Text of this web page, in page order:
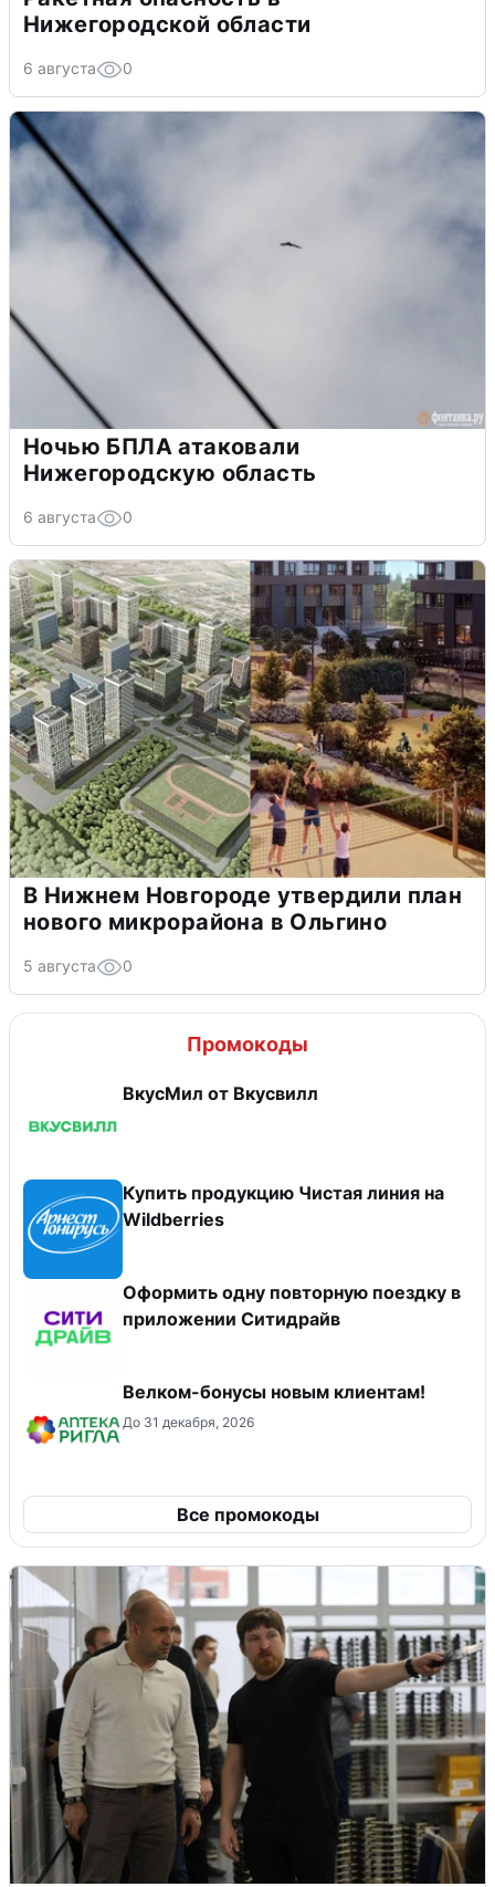
Нижегородской области
6 августа 0
Ночью БПЛА атаковали
Нижегородскую область
6 августа 0
В Нижнем Новгороде утвердили план
нового микрорайона в Ольгино
5 августа 0
Промокоды
ВкусМил от Вкусвилл
Купить продукцию Чистая линия на
Wildberries
Оформить одну повторную поездку в
приложении Ситидрайв
Велком-бонусы новым клиентам!
До 31 декабря, 2026
Все промокоды